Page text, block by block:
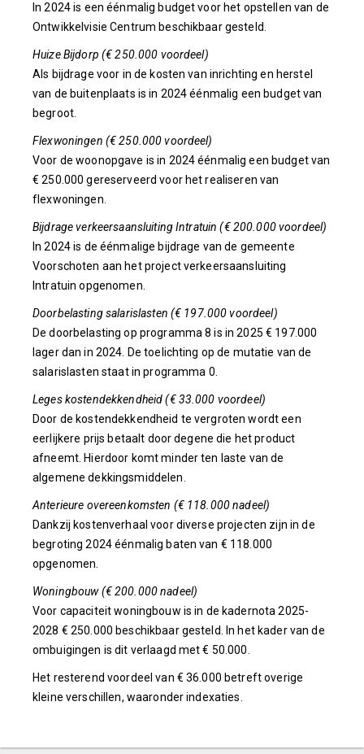
In 2024 is een éénmalig budget voor het opstellen van de
Ontwikkelvisie Centrum beschikbaar gesteld.
Huize Bijdorp (€ 250.000 voordeel)
Als bijdrage voor in de kosten van inrichting en herstel
van de buitenplaats is in 2024 éénmalig een budget van
begroot.
Flexwoningen (€ 250.000 voordeel)
Voor de woonopgave is in 2024 éénmalig een budget van
€ 250.000 gereserveerd voor het realiseren van
flexwoningen.
Bijdrage verkeersaansluiting Intratuin (€ 200.000 voordeel)
In 2024 is de éénmalige bijdrage van de gemeente
Voorschoten aan het project verkeersaansluiting
Intratuin opgenomen.
Doorbelasting salarislasten (€ 197.000 voordeel)
De doorbelasting op programma 8 is in 2025 € 197.000
lager dan in 2024. De toelichting op de mutatie van de
salarislasten staat in programma 0.
Leges kostendekkendheid (€ 33.000 voordeel)
Door de kostendekkendheid te vergroten wordt een
eerlijkere prijs betaalt door degene die het product
afneemt. Hierdoor komt minder ten laste van de
algemene dekkingsmiddelen.
Anterieure overeenkomsten (€ 118.000 nadeel)
Dankzij kostenverhaal voor diverse projecten zijn in de
begroting 2024 éénmalig baten van € 118.000
opgenomen.
Woningbouw (€ 200.000 nadeel)
Voor capaciteit woningbouw is in de kadernota 2025-
2028 € 250.000 beschikbaar gesteld. In het kader van de
ombuigingen is dit verlaagd met € 50.000.
Het resterend voordeel van € 36.000 betreft overige
kleine verschillen, waaronder indexaties.